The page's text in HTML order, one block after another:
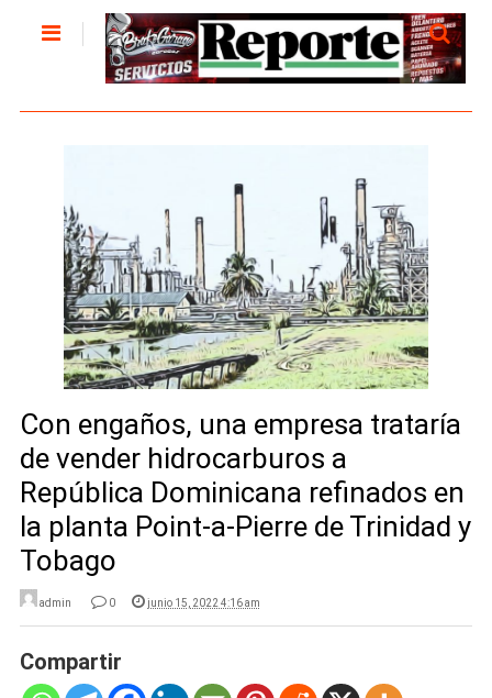
Con engaños, una empresa trataría
de vender hidrocarburos a
República Dominicana refinados en
la planta Point-a-Pierre de Trinidad y
Tobago
admin 0 junio 15, 2022 4:16 am
Compartir